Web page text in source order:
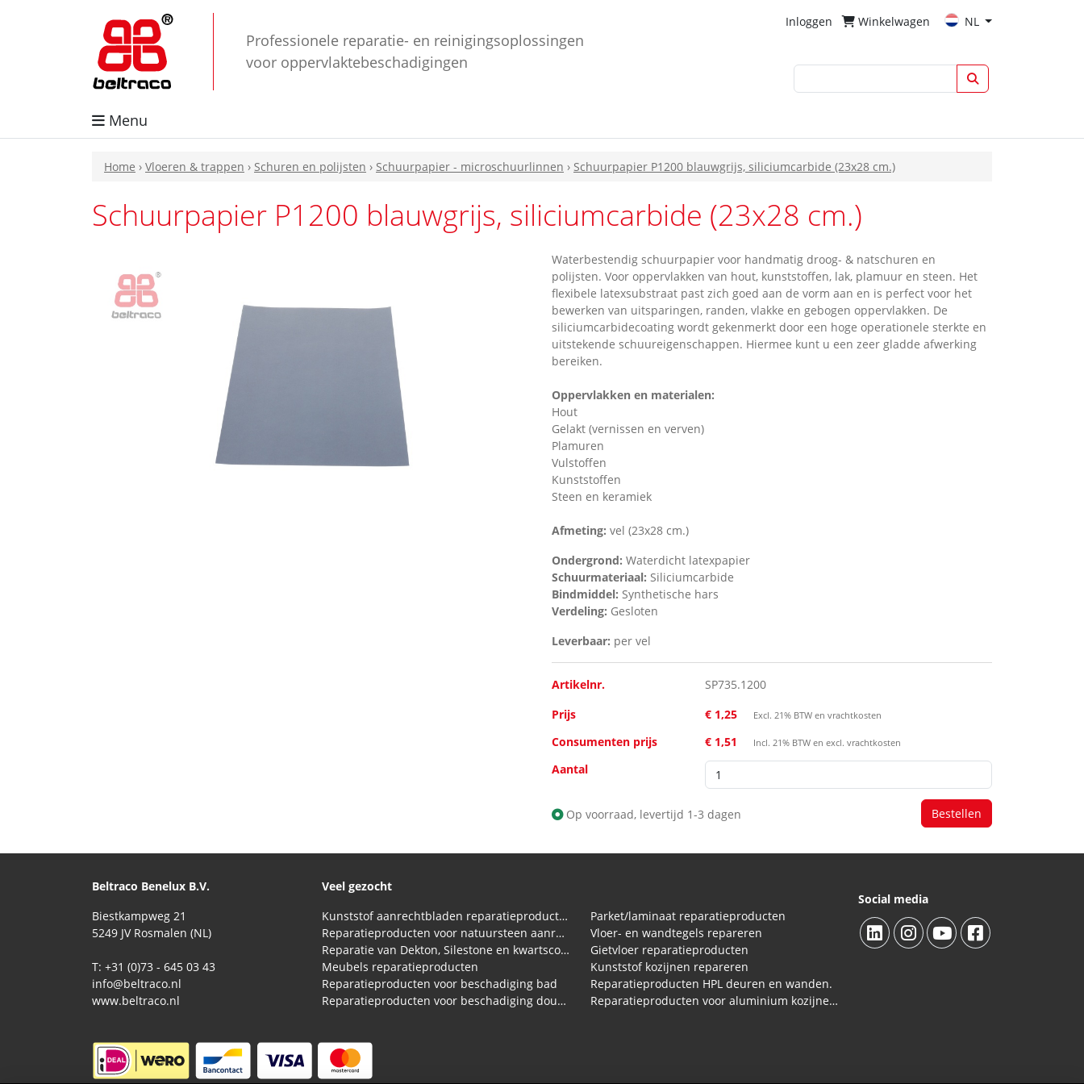
Professionele reparatie- en reinigingsoplossingen
voor oppervlaktebeschadigingen
Inloggen Winkelwagen NL
Menu
Home › Vloeren & trappen › Schuren en polijsten › Schuurpapier - microschuurlinnen › Schuurpapier P1200 blauwgrijs, siliciumcarbide (23x28 cm.)
Schuurpapier P1200 blauwgrijs, siliciumcarbide (23x28 cm.)
Waterbestendig schuurpapier voor handmatig droog- & natschuren en
polijsten. Voor oppervlakken van hout, kunststoffen, lak, plamuur en steen. Het
flexibele latexsubstraat past zich goed aan de vorm aan en is perfect voor het
bewerken van uitsparingen, randen, vlakke en gebogen oppervlakken. De
siliciumcarbidecoating wordt gekenmerkt door een hoge operationele sterkte en
uitstekende schuureigenschappen. Hiermee kunt u een zeer gladde afwerking
bereiken.
Oppervlakken en materialen:
Hout
Gelakt (vernissen en verven)
Plamuren
Vulstoffen
Kunststoffen
Steen en keramiek
Afmeting: vel (23x28 cm.)
Ondergrond: Waterdicht latexpapier
Schuurmateriaal: Siliciumcarbide
Bindmiddel: Synthetische hars
Verdeling: Gesloten
Leverbaar: per vel
Artikelnr.
SP735.1200
Prijs
€ 1,25 Excl. 21% BTW en vrachtkosten
Consumenten prijs € 1,51 Incl. 21% BTW en excl. vrachtkosten
Aantal
Op voorraad, levertijd 1-3 dagen
Beltraco Benelux B.V.
Biestkampweg 21
5249 JV Rosmalen (NL)
T: +31 (0)73 - 645 03 43
info@beltraco.nl
www.beltraco.nl
Veel gezocht
Kunststof aanrechtbladen reparatieproducten (HPL en Volkern)
Reparatieproducten voor natuursteen aanrechtblad
Reparatie van Dekton, Silestone en kwartscomposiet aanrechtbladen
Meubels reparatieproducten
Reparatieproducten voor beschadiging bad
Reparatieproducten voor beschadiging douchebak
Parket/laminaat reparatieproducten
Vloer- en wandtegels repareren
Gietvloer reparatieproducten
Kunststof kozijnen repareren
Reparatieproducten HPL deuren en wanden.
Reparatieproducten voor aluminium kozijnen, profielen
Social media